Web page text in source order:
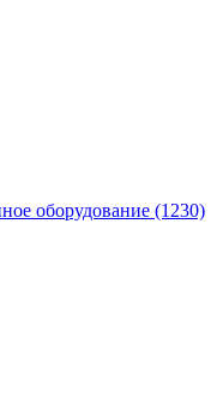
оборудование (1230)